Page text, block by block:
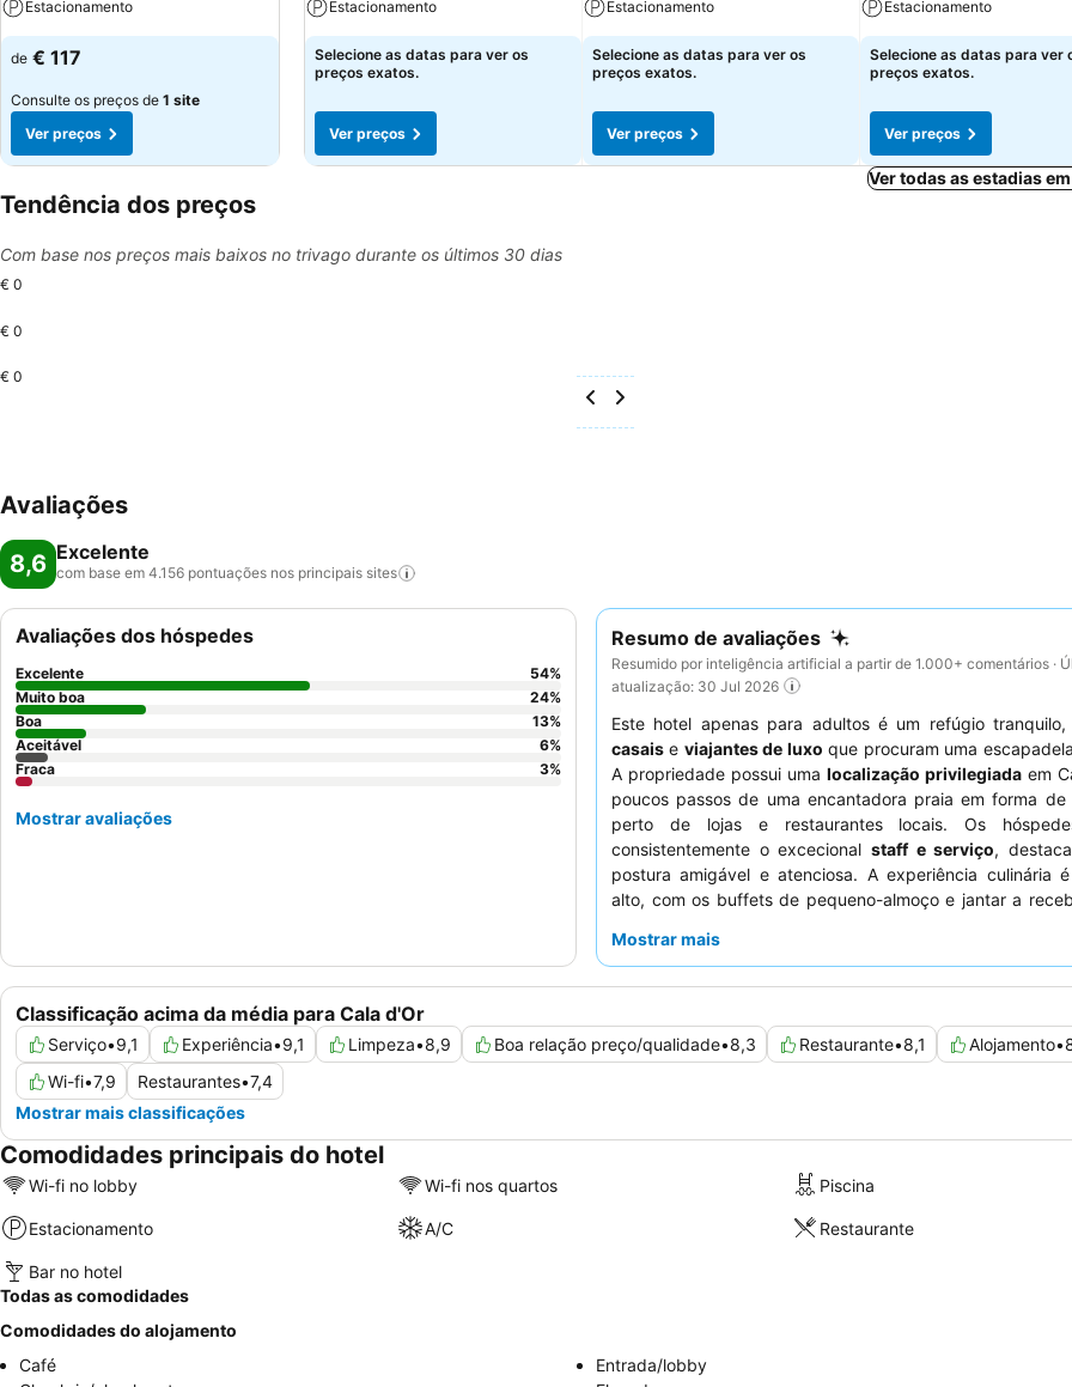
Estacionamento
de € 117
Consulte os preços de 1 site
Ver preços
Estacionamento
Selecione as datas para ver os
preços exatos.
Ver preços
Estacionamento
Selecione as datas para ver os
preços exatos.
Ver preços
Estacionamento
Selecione as datas para ver
preços exatos.
Ver preços
Ver todas as estadias
Tendência dos preços
Com base nos preços mais baixos no trivago durante os últimos 30 dias
€ 0
€ 0
€ 0
Avaliações
8,6 Excelente
com base em 4.156 pontuações nos principais sites
Resumo de avaliações
Resumido por inteligência artificial a partir de 1.000+ comentários ·
atualização: 30 Jul 2026
Este hotel apenas para adultos é um refúgio
casais e viajantes de luxo que procuram uma
A propriedade possui uma localização privilegiada em
poucos passos de uma encantadora praia em forma de
perto de lojas e restaurantes locais. Os
consistentemente o excecional staff e serviço,
postura amigável e atenciosa. A experiência culinária
alto, com os buffets de pequeno-almoço e jantar a
popularestação de show cooking
Mostrar mais
Classificação acima da média para Cala d'Or
Serviço•9,1 Experiência•9,1 Limpeza•8,9 Boa relação preço/qualidade•8,3 Restaurante•8,1 Alojamento•
Wi-fi•7,9 Restaurantes•7,4
Mostrar mais classificações
Avaliações dos hóspedes
Excelente 54%
Muito boa
24%
Boa
13%
Aceitável
6%
Fraca
3%
Mostrar avaliações
Comodidades principais do hotel
Wi-fi no lobby Wi-fi nos quartos Piscina
Estacionamento A/C Restaurante
Bar no hotel
Todas as comodidades
Comodidades do alojamento
Café
Entrada/lobby